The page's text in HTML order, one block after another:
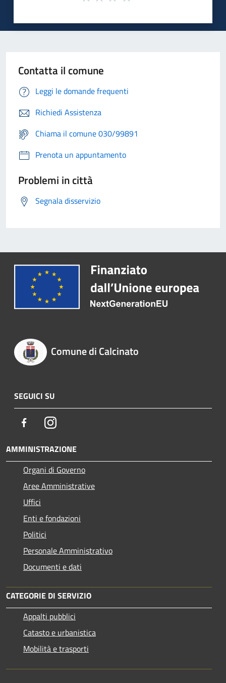
Contatta il comune
Leggi le domande frequenti
Richiedi Assistenza
Chiama il comune 030/99891
Prenota un appuntamento
Problemi in città
Segnala disservizio
Comune di Calcinato
SEGUICI SU
FacebookInstagram
AMMINISTRAZIONE
Organi di Governo
Aree Amministrative
Uffici
Enti e fondazioni
Politici
Personale Amministrativo
Documenti e dati
CATEGORIE DI SERVIZIO
Appalti pubblici
Catasto e urbanistica
Mobilità e trasporti